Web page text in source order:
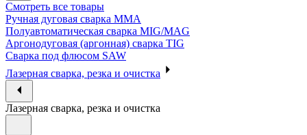
Смотреть все товары
Ручная дуговая сварка MMA
Полуавтоматическая сварка MIG/MAG
Аргонодуговая (аргонная) сварка TIG
Сварка под флюсом SAW
Лазерная сварка, резка и очистка
Лазерная сварка, резка и очистка